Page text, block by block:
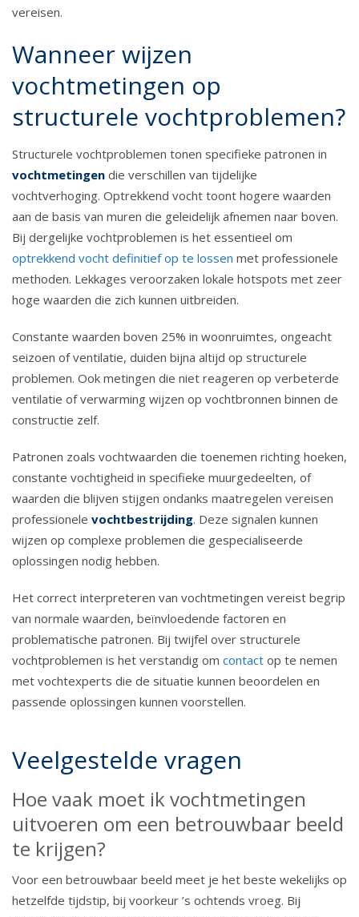
vereisen.
Wanneer wijzen
vochtmetingen op
structurele vochtproblemen?
Structurele vochtproblemen tonen specifieke patronen in
vochtmetingen die verschillen van tijdelijke
vochtverhoging. Optrekkend vocht toont hogere waarden
aan de basis van muren die geleidelijk afnemen naar boven.
Bij dergelijke vochtproblemen is het essentieel om
optrekkend vocht definitief op te lossen met professionele
methoden. Lekkages veroorzaken lokale hotspots met zeer
hoge waarden die zich kunnen uitbreiden.
Constante waarden boven 25% in woonruimtes, ongeacht
seizoen of ventilatie, duiden bijna altijd op structurele
problemen. Ook metingen die niet reageren op verbeterde
ventilatie of verwarming wijzen op vochtbronnen binnen de
constructie zelf.
Patronen zoals vochtwaarden die toenemen richting hoeken,
constante vochtigheid in specifieke muurgedeelten, of
waarden die blijven stijgen ondanks maatregelen vereisen
professionele vochtbestrijding. Deze signalen kunnen
wijzen op complexe problemen die gespecialiseerde
oplossingen nodig hebben.
Het correct interpreteren van vochtmetingen vereist begrip
van normale waarden, beïnvloedende factoren en
problematische patronen. Bij twijfel over structurele
vochtproblemen is het verstandig om contact op te nemen
met vochtexperts die de situatie kunnen beoordelen en
passende oplossingen kunnen voorstellen.
Veelgestelde vragen
Hoe vaak moet ik vochtmetingen
uitvoeren om een betrouwbaar beeld
te krijgen?
Voor een betrouwbaar beeld meet je het beste wekelijks op
hetzelfde tijdstip, bij voorkeur ’s ochtends vroeg. Bij